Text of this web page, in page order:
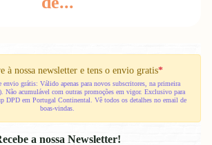
à nossa newsletter e tens o envio gratis*
envio grátis: Válido apenas para novos subscritores, na primeira
Não acumulável com outras promoções em vigor. Exclusivo para
DPD em Portugal Continental. Vê todos os detalhes no email de
boas-vindas.
a nossa Newsletter!